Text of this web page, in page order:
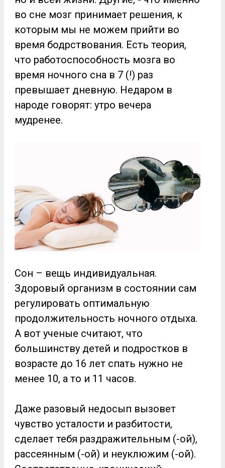
во сне мозг принимает решения, к
которым мы не можем прийти во
время бодрствования. Есть теория,
что работоспособность мозга во
время ночного сна в 7 (!) раз
превышает дневную. Недаром в
народе говорят: утро вечера
мудренее.
Сон – вещь индивидуальная.
Здоровый организм в состоянии сам
регулировать оптимальную
продолжительность ночного отдыха.
А вот ученые считают, что
большинству детей и подростков в
возрасте до 16 лет спать нужно не
менее 10, а то и 11 часов.
Даже разовый недосып вызовет
чувство усталости и разбитости,
сделает тебя раздражительным (-ой),
рассеянным (-ой) и неуклюжим (-ой).